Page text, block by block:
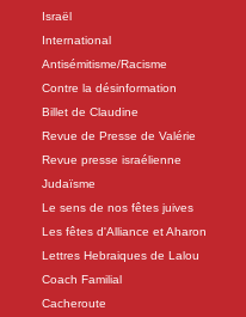
Israël
International
Antisémitisme/Racisme
Contre la désinformation
Billet de Claudine
Revue de Presse de Valérie
Revue presse israélienne
Judaïsme
Le sens de nos fêtes juives
Les fêtes d'Alliance et Aharon
Lettres Hebraiques de Lalou
Coach Familial
Cacheroute